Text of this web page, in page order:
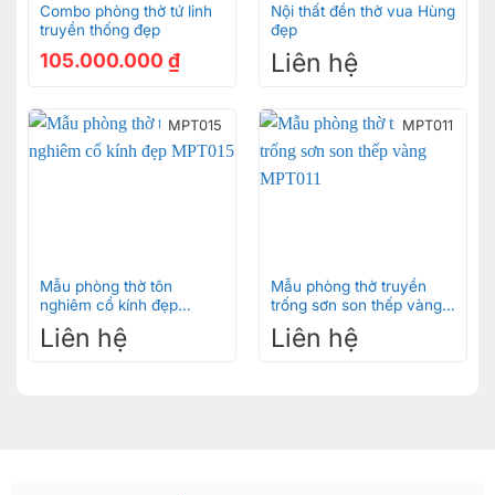
Combo phòng thờ tứ linh
truyền thống đẹp
105.000.000 ₫
Nội thất đền thờ vua Hùng
đẹp
Liên hệ
MPT015
Mẫu phòng thờ tôn
nghiêm cổ kính đẹp
MPT015
Liên hệ
MPT011
Mẫu phòng thờ truyền
trống sơn son thếp vàng
MPT011
Liên hệ